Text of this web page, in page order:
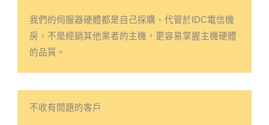
我們的伺服器硬體都是自己採購、代管於IDC電信機
房，不是經銷其他業者的主機，更容易掌握主機硬體
的品質。
不收有問題的客戶